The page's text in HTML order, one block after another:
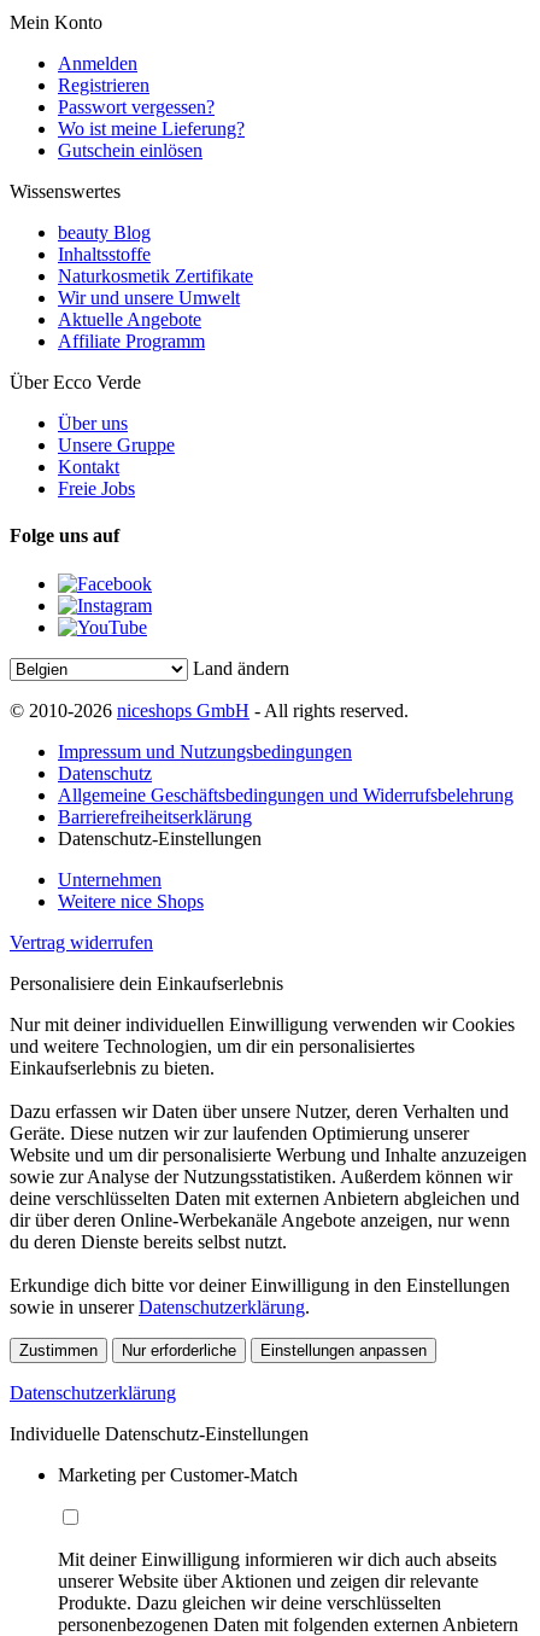
Mein Konto
Anmelden
Registrieren
Passwort vergessen?
Wo ist meine Lieferung?
Gutschein einlösen
Wissenswertes
beauty Blog
Inhaltsstoffe
Naturkosmetik Zertifikate
Wir und unsere Umwelt
Aktuelle Angebote
Affiliate Programm
Über Ecco Verde
Über uns
Unsere Gruppe
Kontakt
Freie Jobs
Folge uns auf
Land ändern
© 2010-2026 niceshops GmbH - All rights reserved.
Impressum und Nutzungsbedingungen
Datenschutz
Allgemeine Geschäftsbedingungen und Widerrufsbelehrung
Barrierefreiheitserklärung
Datenschutz-Einstellungen
Unternehmen
Weitere nice Shops
Vertrag widerrufen
Personalisiere dein Einkaufserlebnis
Nur mit deiner individuellen Einwilligung verwenden wir Cookies
und weitere Technologien, um dir ein personalisiertes
Einkaufserlebnis zu bieten.
Dazu erfassen wir Daten über unsere Nutzer, deren Verhalten und
Geräte. Diese nutzen wir zur laufenden Optimierung unserer
Website und um dir personalisierte Werbung und Inhalte anzuzeigen
sowie zur Analyse der Nutzungsstatistiken. Außerdem können wir
deine verschlüsselten Daten mit externen Anbietern abgleichen und
dir über deren Online-Werbekanäle Angebote anzeigen, nur wenn
du deren Dienste bereits selbst nutzt.
Erkundige dich bitte vor deiner Einwilligung in den Einstellungen
sowie in unsererDatenschutzerklärung.
Zustimmen Nur erforderliche Einstellungen anpassen
Datenschutzerklärung
Individuelle Datenschutz-Einstellungen
Marketing per Customer-Match
Mit deiner Einwilligung informieren wir dich auch abseits
unserer Website über Aktionen und zeigen dir relevante
Produkte. Dazu gleichen wir deine verschlüsselten
personenbezogenen Daten mit folgenden externen Anbietern